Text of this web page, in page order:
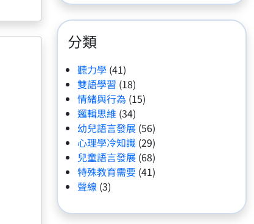
分類
聽力學 (41)
雙語學習 (18)
情緒與行為 (15)
邏輯思維 (34)
幼兒語言發展 (56)
心理學冷知識 (29)
兒童語言發展 (68)
特殊教育需要 (41)
聲線 (3)